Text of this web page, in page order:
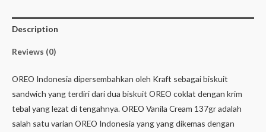
Description
Reviews (0)
OREO Indonesia dipersembahkan oleh Kraft sebagai biskuit
sandwich yang terdiri dari dua biskuit OREO coklat dengan krim
tebal yang lezat di tengahnya. OREO Vanila Cream 137gr adalah
salah satu varian OREO Indonesia yang yang dikemas dengan